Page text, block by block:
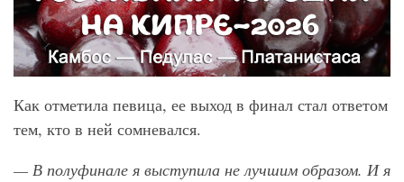
Как отметила певица, ее выход в финал стал ответом
тем, кто в ней сомневался.
— В полуфинале я выступила не лучшим образом. И я